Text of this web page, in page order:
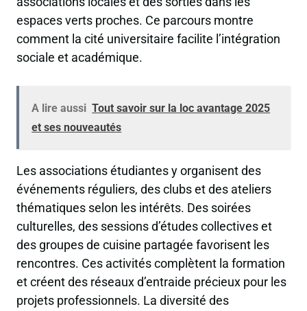
espaces verts proches. Ce parcours montre
comment la cité universitaire facilite l’intégration
sociale et académique.
A lire aussi Tout savoir sur la loc avantage 2025
et ses nouveautés
Les associations étudiantes y organisent des
événements réguliers, des clubs et des ateliers
thématiques selon les intérêts. Des soirées
culturelles, des sessions d’études collectives et
des groupes de cuisine partagée favorisent les
rencontres. Ces activités complètent la formation
et créent des réseaux d’entraide précieux pour les
projets professionnels. La diversité des